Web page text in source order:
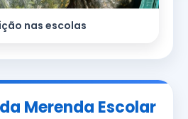
nas escolas
Merenda Escolar